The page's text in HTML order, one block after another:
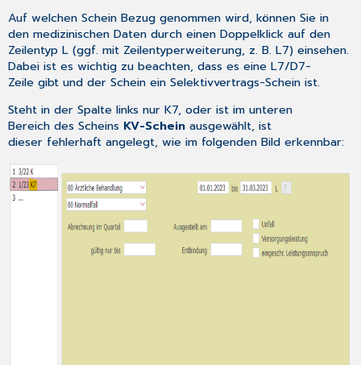
Auf welchen Schein Bezug genommen wird, können Sie in
den medizinischen Daten durch einen Doppelklick auf den
Zeilentyp L (ggf. mit Zeilentyperweiterung, z. B. L7) einsehen.
Dabei ist es wichtig zu beachten, dass es eine L7/D7-
Zeile gibt und der Schein ein Selektivvertrags-Schein ist.
Steht in der Spalte links nur K7, oder ist im unteren
Bereich des Scheins KV-Schein ausgewählt, ist
dieser fehlerhaft angelegt, wie im folgenden Bild erkennbar: